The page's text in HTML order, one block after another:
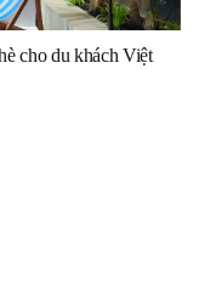
cho du khách Việt